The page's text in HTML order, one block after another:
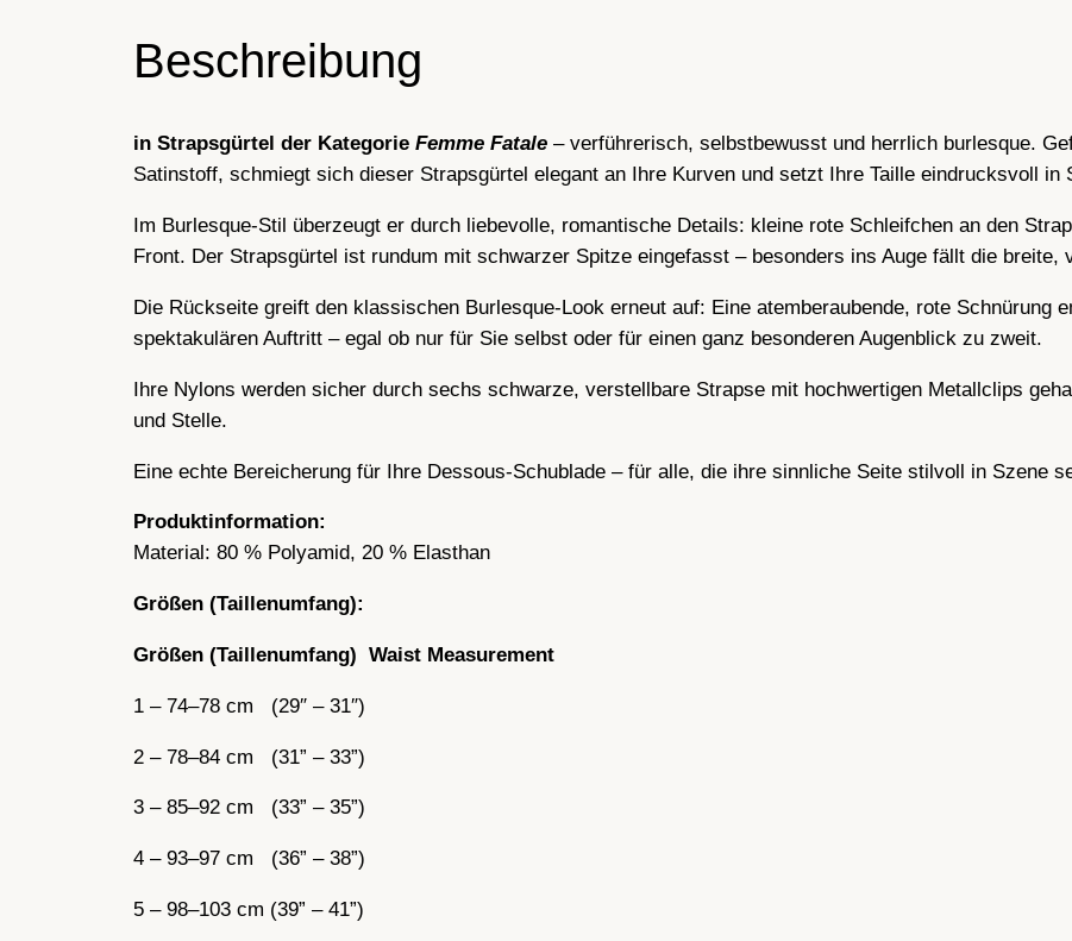
t
r
h
a
t
Beschreibung
in Strapsgürtel der Kategorie Femme Fatale – verführerisch, selbstbewusst und herrlich burlesque.
Satinstoff, schmiegt sich dieser Strapsgürtel elegant an Ihre Kurven und setzt Ihre Taille eindrucksvoll in
Im Burlesque-Stil überzeugt er durch liebevolle, romantische Details: kleine rote Schleifchen an den
Front. Der Strapsgürtel ist rundum mit schwarzer Spitze eingefasst – besonders ins Auge fällt die breite,
Die Rückseite greift den klassischen Burlesque-Look erneut auf: Eine atemberaubende, rote Schnürung
spektakulären Auftritt – egal ob nur für Sie selbst oder für einen ganz besonderen Augenblick zu zweit.
Ihre Nylons werden sicher durch sechs schwarze, verstellbare Strapse mit hochwertigen Metallclips
und Stelle.
Eine echte Bereicherung für Ihre Dessous-Schublade – für alle, die ihre sinnliche Seite stilvoll in Szene
Produktinformation:
Material: 80 % Polyamid, 20 % Elasthan
Größen (Taillenumfang):
Größen (Taillenumfang) Waist Measurement
1 – 74–78 cm (29″ – 31″)
2 – 78–84 cm (31” – 33”)
3 – 85–92 cm (33” – 35”)
4 – 93–97 cm (36” – 38”)
5 – 98–103 cm (39” – 41”)